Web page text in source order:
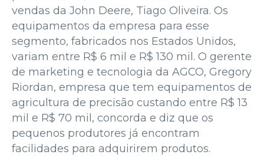
vendas da John Deere, Tiago Oliveira. Os
equipamentos da empresa para esse
segmento, fabricados nos Estados Unidos,
variam entre R$ 6 mil e R$ 130 mil. O gerente
de marketing e tecnologia da AGCO, Gregory
Riordan, empresa que tem equipamentos de
agricultura de precisão custando entre R$ 13
mil e R$ 70 mil, concorda e diz que os
pequenos produtores já encontram
facilidades para adquirirem produtos.